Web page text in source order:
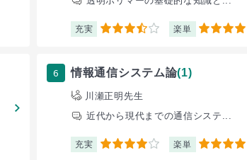
充実 3.5 楽単 4
6 情報通信システム論(1)
川瀬正明先生
近代から現代までの通信システ...
充実 4 楽単 4